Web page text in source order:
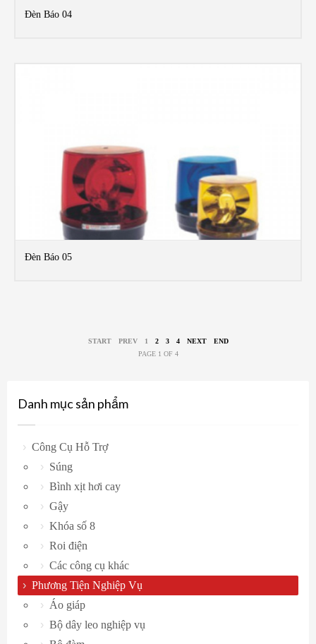
Đèn Báo 04
Đèn Báo 05
START PREV 1 2 3 4 NEXT
END
PAGE 1 OF 4
Danh mục sản phẩm
Công Cụ Hỗ Trợ
Súng
Bình xịt hơi cay
Gậy
Khóa số 8
Roi điện
Các công cụ khác
Phương Tiện Nghiệp Vụ
Áo giáp
Bộ dây leo nghiệp vụ